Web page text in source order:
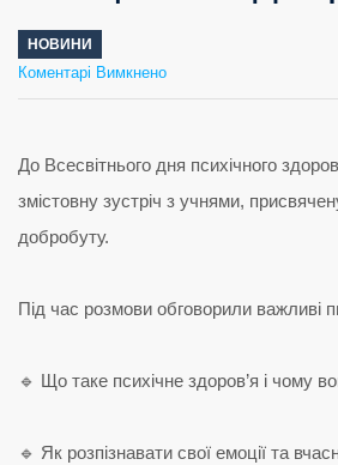
НОВИНИ
Коментарі Вимкненодо
До
Всесвітнього
здоров’я
провели
теплу
До Всесвітнього дня психічного
змістовну зустріч з учнями,
добробуту.
Під час розмови обговорили важливі
🔹 Що таке психічне здоров’я і чому
🔹 Як розпізнавати свої емоції та